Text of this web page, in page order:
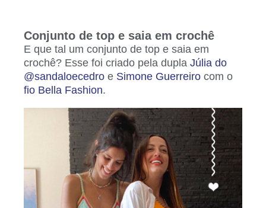
Conjunto de top e saia em crochê
E que tal um conjunto de top e saia em
crochê? Esse foi criado pela dupla Júlia do
@sandaloecedro e Simone Guerreiro com o
fio Bella Fashion.